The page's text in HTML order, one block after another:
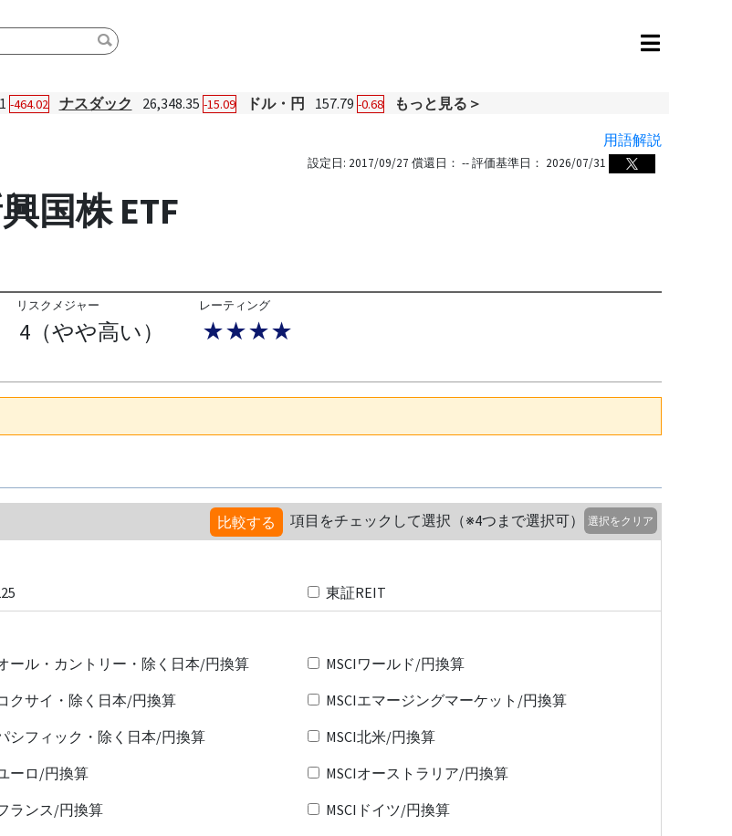
-464.02 ナスダック 26,348.35 -15.09 ドル・円 157.79 -0.68
もっと見る＞
用語解説
設定日: 2017/09/27 償還日： -- 評価基準日： 2026/07/31
国株 ETF
リスクメジャー
4（やや高い）
レーティング
★★★★
比較する 項目をチェックして選択（※4つまで選択可） 選択をクリア
東証REIT
ール・カントリー・除く日本/円換算
MSCIワールド/円換算
クサイ・除く日本/円換算
MSCIエマージングマーケット/円換算
シフィック・除く日本/円換算
MSCI北米/円換算
ーロ/円換算
MSCIオーストラリア/円換算
ランス/円換算
MSCIドイツ/円換算